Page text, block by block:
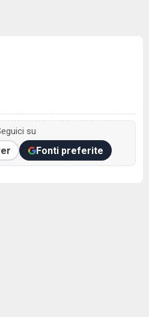
su
Fonti preferite